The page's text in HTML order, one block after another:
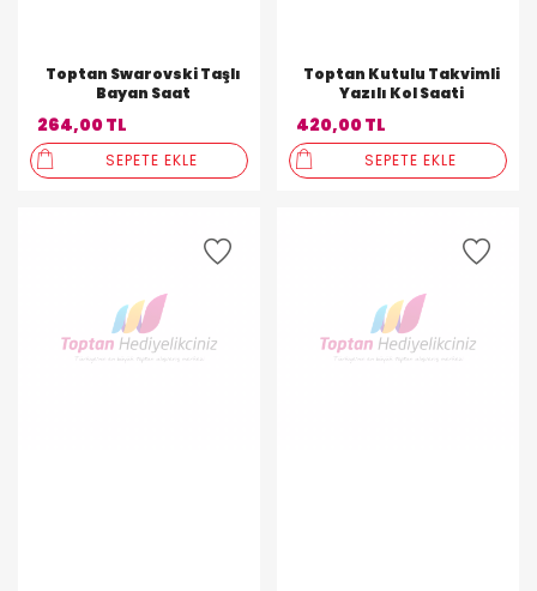
Toptan Swarovski Taşlı
Bayan Saat
264,00 TL
SEPETE EKLE
Toptan Kutulu Takvimli
Yazılı Kol Saati
420,00 TL
SEPETE EKLE